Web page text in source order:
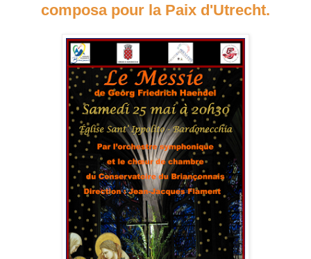
composa pour la Paix d'Utrecht.